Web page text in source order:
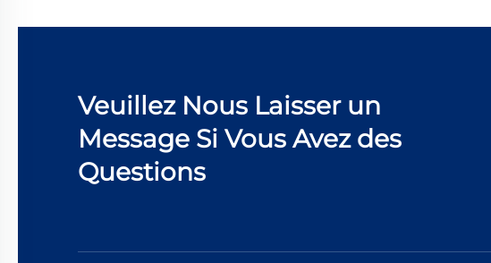
Veuillez Nous Laisser un
Message Si Vous Avez des
Questions